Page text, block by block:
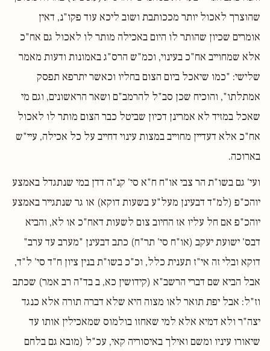
שהוצרך לאכול יותר מככותבת ושוב ליכא עוד פקו"נ, דאין
אומרים שכיון שהותר לו היום באכילה מותר לו לאכול גם אח"כ
אלא שמחוייב אח"כ בעינוי, וכמ"ש הרס"ג באמונות ודעות מאמר
שלישי: "כמו שיאכל ביום הצום בחליו וכאשר יתרפא תפסק
אמתלתו", והוכיח שכן סב"ל להרמב"ם ושאר הראשונים, וגם מי
שאכל במזיד לא אמרינן דכיון שביטל כבר הצום מותר לו לאכול
אח"כ אלא דעדיין מחוייב במצות עינוי דחייב על כל אכילה, עיי"ש
בארוכה.
ועי' גם בשו"ת הר צבי או"ח ח"א סי' קנ"ה דדן במי שנתגדל באמצע
יוהכ"פ (למ"ד דבעינן מעל"ע בשעות דוקא) או גר שנתגייר באמצע
יוהכ"פ אם חל עליו אז החיוב צום לשעות דאח"כ או לא, והביא
דבס' ישועת יעקב (או"ח סי' תר"ח) כתב דבעינן "מערב עד ערב"
דוקא ובלי זה אי"ז תענית כלל, וכ"כ בשו"ת בנין ציון ח"ד סי' ל"ד,
אבל הביא שם דברי הרשב"א (קידושין כא, ב בד"ה רב אמר) שכתב
וז"ל: אבל יפת תואר לאו מצוה היא שלא דברה תורה אלא כנגד
יצה"ר ולא דמיא אלא למי שאחזו בולמוס שמאכילין אותו עד
שיאורו עיניו ומשם ואילך באיסוריה קאי, עכ"ל (מובא גם בלחם